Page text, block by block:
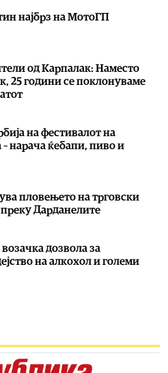
најбрз на МотоГП
од Карпалак: Наместо
25 години се поклонуваме
на фестивалот на
– нарача ќебапи, пиво и
пловењето на трговски
Дарданелите
дозвола за
на алкохол и големи
Ормутскиот Теснец зависи